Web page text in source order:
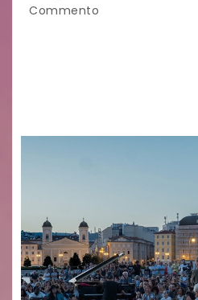
Commento